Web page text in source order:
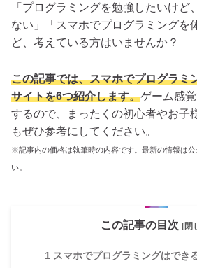
「プログラミングを勉強したいけど
ない」「スマホでプログラミングを
ど、考えている方はいませんか？
この記事では、スマホでプログラミ
サイトを6つ紹介します。ゲーム感
するので、まったくの初心者やお子
もぜひ参考にしてください。
※記事内の価格は執筆時の内容です。最新の情報は
い。
この記事の目次 [閉
1 スマホでプログラミングはでき